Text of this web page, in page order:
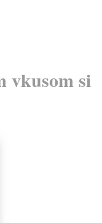
vkusom si